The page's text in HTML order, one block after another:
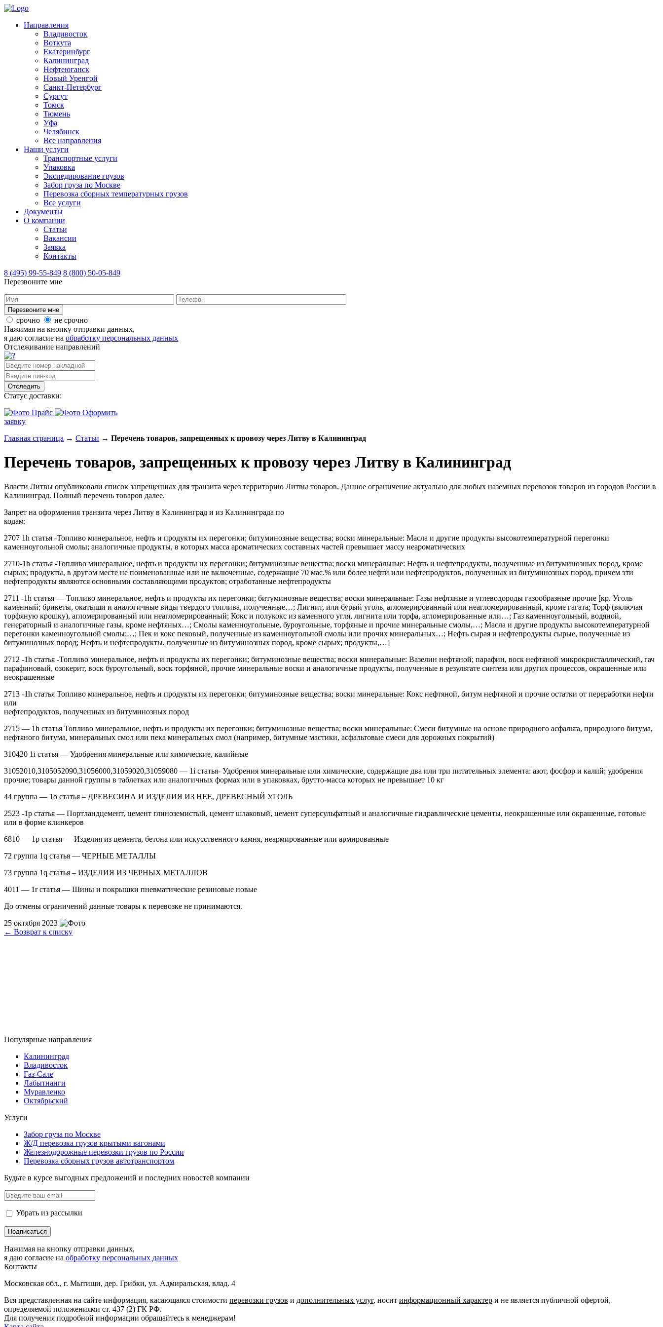
Направления
Владивосток
Воткута
Екатеринбург
Калининград
Нефтеюганск
Новый Уренгой
Санкт-Петербург
Сургут
Томск
Тюмень
Уфа
Челябинск
Все направления
Наши услуги
Транспортные услуги
Упаковка
Экспедирование грузов
Забор груза по Москве
Перевозка сборных температурных грузов
Все услуги
Документы
О компании
Статьи
Вакансии
Заявка
Контакты
8 (495) 99-55-849 8 (800) 50-05-849
Перезвоните мне
срочно
не срочно
Нажимая на кнопку отправки данных,
я даю согласие на обработку персональных данных
Отслеживание направлений
Отследить
Статус доставки:
Прайс
Оформить
заявку
Главная страница → Статьи → Перечень товаров, запрещенных к провозу через Литву в Калининград
Перечень товаров, запрещенных к провозу через Литву в Калининград
Власти Литвы опубликовали список запрещенных для транзита через территорию Литвы товаров. Данное ограничение актуально для любых наземных перевозок товаров из городов России в
Калининград. Полный перечень товаров далее.
Запрет на оформления транзита через Литву в Калининград и из Калининграда по
кодам:
2707 1h статья -Топливо минеральное, нефть и продукты их перегонки; битуминозные вещества; воски минеральные: Масла и другие продукты высокотемпературной перегонки
каменноугольной смолы; аналогичные продукты, в которых масса ароматических составных частей превышает массу неароматических
2710-1h статья -Топливо минеральное, нефть и продукты их перегонки; битуминозные вещества; воски минеральные: Нефть и нефтепродукты, полученные из битуминозных пород, кроме
сырых; продукты, в другом месте не поименованные или не включенные, содержащие 70 мас.% или более нефти или нефтепродуктов, полученных из битуминозных пород, причем эти
нефтепродукты являются основными составляющими продуктов; отработанные нефтепродукты
2711 -1h статья — Топливо минеральное, нефть и продукты их перегонки; битуминозные вещества; воски минеральные: Газы нефтяные и углеводороды газообразные прочие [кр. Уголь
каменный; брикеты, окатыши и аналогичные виды твердого топлива, полученные…; Лигнит, или бурый уголь, агломерированный или неагломерированный, кроме гагата; Торф (включая
торфяную крошку), агломерированный или неагломерированный; Кокс и полукокс из каменного угля, лигнита или торфа, агломерированные или…; Газ каменноугольный, водяной,
генераторный и аналогичные газы, кроме нефтяных…; Смолы каменноугольные, буроугольные, торфяные и прочие минеральные смолы,…; Масла и другие продукты высокотемпературной
перегонки каменноугольной смолы;…; Пек и кокс пековый, полученные из каменноугольной смолы или прочих минеральных…; Нефть сырая и нефтепродукты сырые, полученные из
битуминозных пород; Нефть и нефтепродукты, полученные из битуминозных пород, кроме сырых; продукты,…]
2712 -1h статья -Топливо минеральное, нефть и продукты их перегонки; битуминозные вещества; воски минеральные: Вазелин нефтяной; парафин, воск нефтяной микрокристаллический, гач
парафиновый, озокерит, воск буроугольный, воск торфяной, прочие минеральные воски и аналогичные продукты, полученные в результате синтеза или других процессов, окрашенные или
неокрашенные
2713 -1h статья Топливо минеральное, нефть и продукты их перегонки; битуминозные вещества; воски минеральные: Кокс нефтяной, битум нефтяной и прочие остатки от переработки нефти
или
нефтепродуктов, полученных из битуминозных пород
2715 — 1h статья Топливо минеральное, нефть и продукты их перегонки; битуминозные вещества; воски минеральные: Смеси битумные на основе природного асфальта, природного битума,
нефтяного битума, минеральных смол или пека минеральных смол (например, битумные мастики, асфальтовые смеси для дорожных покрытий)
310420 1i статья — Удобрения минеральные или химические, калийные
31052010,3105052090,31056000,31059020,31059080 — 1i статья- Удобрения минеральные или химические, содержащие два или три питательных элемента: азот, фосфор и калий; удобрения
прочие; товары данной группы в таблетках или аналогичных формах или в упаковках, брутто-масса которых не превышает 10 кг
44 группа — 1o статья – ДРЕВЕСИНА И ИЗДЕЛИЯ ИЗ НЕЕ, ДРЕВЕСНЫЙ УГОЛЬ
2523 -1p статья — Портландцемент, цемент глиноземистый, цемент шлаковый, цемент суперсульфатный и аналогичные гидравлические цементы, неокрашенные или окрашенные, готовые
или в форме клинкеров
6810 — 1p статья — Изделия из цемента, бетона или искусственного камня, неармированные или армированные
72 группа 1q статья — ЧЕРНЫЕ МЕТАЛЛЫ
73 группа 1q статья – ИЗДЕЛИЯ ИЗ ЧЕРНЫХ МЕТАЛЛОВ
4011 — 1r статья — Шины и покрышки пневматические резиновые новые
До отмены ограничений данные товары к перевозке не принимаются.
25 октября 2023
← Возврат к списку
Популярные направления
Калининград
Владивосток
Газ-Сале
Лабытнанги
Муравленко
Октябрьский
Услуги
Забор груза по Москве
Ж/Д перевозка грузов крытыми вагонами
Железнодорожные перевозки грузов по России
Перевозка сборных грузов автотранспортом
Будьте в курсе выгодных предложений и последних новостей компании
Убрать из рассылки
Нажимая на кнопку отправки данных,
я даю согласие на обработку персональных данных
Контакты
Московская обл., г. Мытищи, дер. Грибки, ул. Адмиральская, влад. 4
Вся представленная на сайте информация, касающаяся стоимости перевозки грузов и дополнительных услуг, носит информационный характер и не является публичной офертой,
определяемой положениями ст. 437 (2) ГК РФ.
Для получения подробной информации обращайтесь к менеджерам!